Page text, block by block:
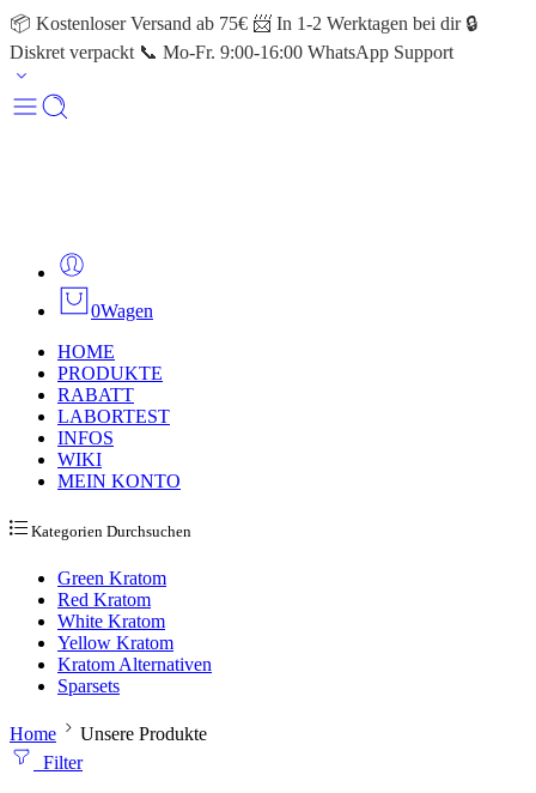
📦 Kostenloser Versand ab 75€ 📨 In 1-2 Werktagen bei dir 🔒
Diskret verpackt 📞 Mo-Fr. 9:00-16:00 WhatsApp Support
0Wagen
HOME
PRODUKTE
RABATT
LABORTEST
INFOS
WIKI
MEIN KONTO
Kategorien Durchsuchen
Green Kratom
Red Kratom
White Kratom
Yellow Kratom
Kratom Alternativen
Sparsets
Home
Unsere Produkte
Filter